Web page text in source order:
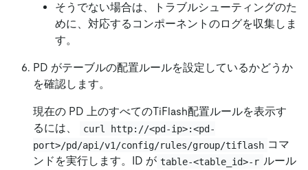
そうでない場合は、トラブルシューティングのた
めに、対応するコンポーネントのログを収集しま
す。
PD がテーブルの配置ルールを設定しているかどうか
を確認します。
現在の PD 上のすべてのTiFlash配置ルールを表示す
るには、
curl http://<pd-ip>:<pd-
port>/pd/api/v1/config/rules/group/tiflash コマ
ンドを実行します。ID が table-<table_id>-r ルール